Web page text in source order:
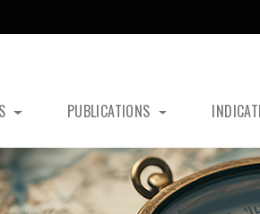
PUBLICATIONS